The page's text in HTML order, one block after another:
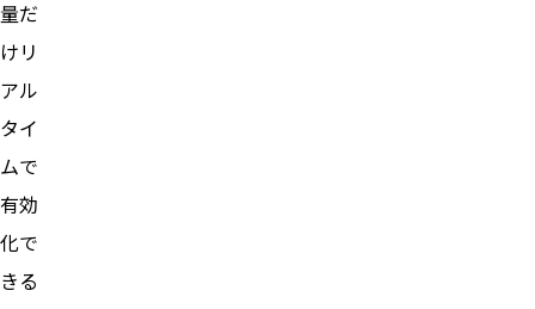
量だ
けリ
アル
タイ
ムで
有効
化で
きる